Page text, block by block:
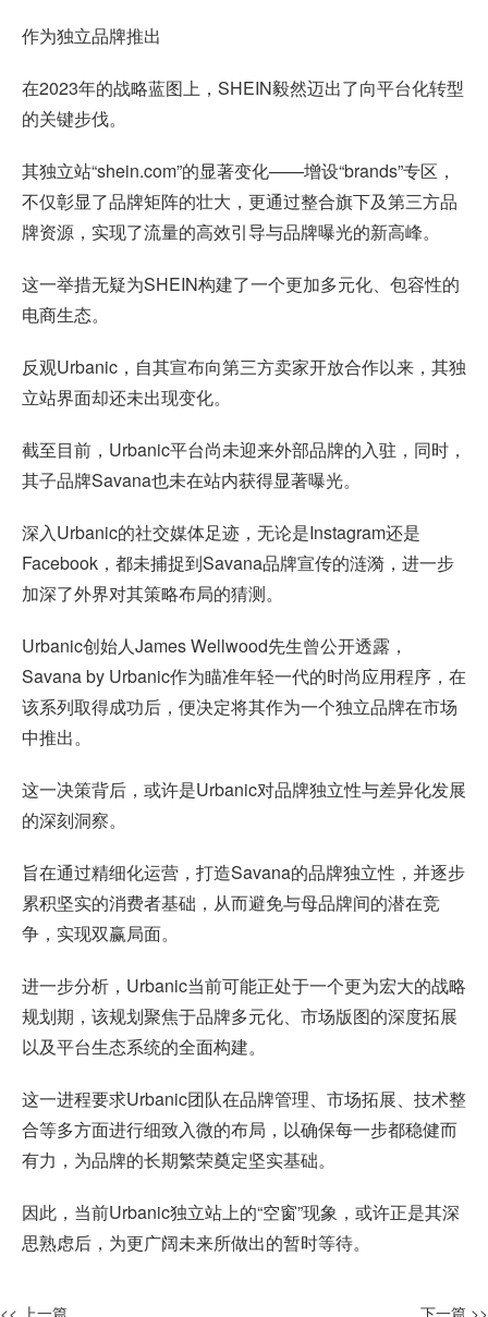
作为独立品牌推出
在2023年的战略蓝图上，SHEIN毅然迈出了向平台化转型
的关键步伐。
其独立站“shein.com”的显著变化——增设“brands”专区，
不仅彰显了品牌矩阵的壮大，更通过整合旗下及第三方品
牌资源，实现了流量的高效引导与品牌曝光的新高峰。
这一举措无疑为SHEIN构建了一个更加多元化、包容性的
电商生态。
反观Urbanic，自其宣布向第三方卖家开放合作以来，其独
立站界面却还未出现变化。
截至目前，Urbanic平台尚未迎来外部品牌的入驻，同时，
其子品牌Savana也未在站内获得显著曝光。
深入Urbanic的社交媒体足迹，无论是Instagram还是
Facebook，都未捕捉到Savana品牌宣传的涟漪，进一步
加深了外界对其策略布局的猜测。
Urbanic创始人James Wellwood先生曾公开透露，
Savana by Urbanic作为瞄准年轻一代的时尚应用程序，在
该系列取得成功后，便决定将其作为一个独立品牌在市场
中推出。
这一决策背后，或许是Urbanic对品牌独立性与差异化发展
的深刻洞察。
旨在通过精细化运营，打造Savana的品牌独立性，并逐步
累积坚实的消费者基础，从而避免与母品牌间的潜在竞
争，实现双赢局面。
进一步分析，Urbanic当前可能正处于一个更为宏大的战略
规划期，该规划聚焦于品牌多元化、市场版图的深度拓展
以及平台生态系统的全面构建。
这一进程要求Urbanic团队在品牌管理、市场拓展、技术整
合等多方面进行细致入微的布局，以确保每一步都稳健而
有力，为品牌的长期繁荣奠定坚实基础。
因此，当前Urbanic独立站上的“空窗”现象，或许正是其深
思熟虑后，为更广阔未来所做出的暂时等待。